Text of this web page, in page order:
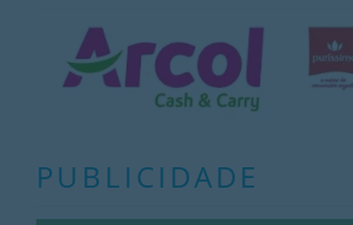
PUBLICIDADE